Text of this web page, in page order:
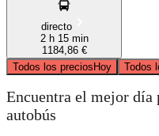
directo
2 h 15 min
1184,86 €
Todos los preciosHoy Todos
Encuentra el mejor día
autobús